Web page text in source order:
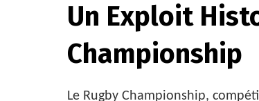
Un Exploit
Championship
Le Rugby Championship,